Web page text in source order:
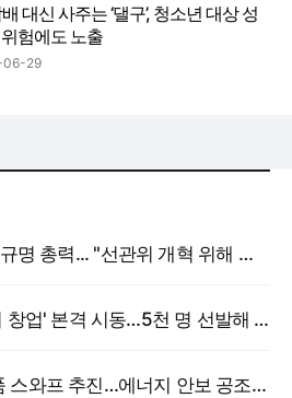
대신 사주는 ‘댈구’, 청소년 대상 성
험에도 노출
06-29
정부, '참정권 침해' 규명 총력... "선관위 개혁 위해 국정조사 등 모든 조치"
6만 명 몰린 '모두의 창업' 본격 시동…5천 명 선발해 밀착 지원
한일, 원유·석유제품 스와프 추진…에너지 안보 공조 강화